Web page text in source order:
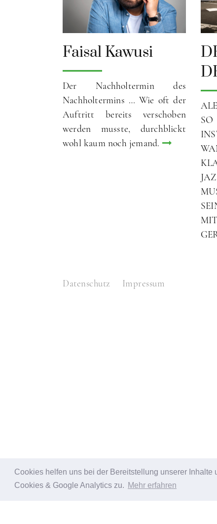
Cookies helfen uns bei der Bereitstellung unserer
Cookies & Google Analytics zu. Mehr erfahren
Faisal Kawusi
Der Nachholtermin des
Nachholtermins … Wie oft der
Auftritt bereits verschoben
werden musste, durchblickt
wohl kaum noch jemand.
Datenschutz Impressum